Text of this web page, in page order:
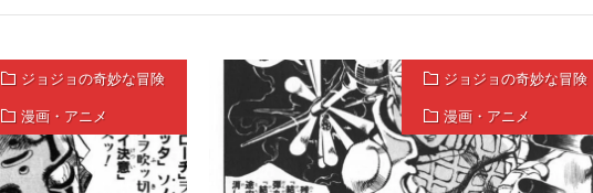
ジョジョの奇妙な冒険
漫画・アニメ
ジョジョの奇妙な冒険
漫画・アニメ